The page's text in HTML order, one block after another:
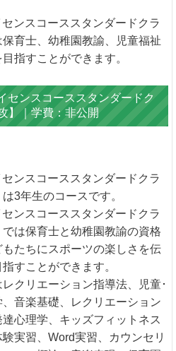
ンスコーススタンダードクラ
育士、幼稚園教諭、児童福祉
指すことができます。
センスコーススタンダードク
】｜学費：非公開
ンスコーススタンダードクラ
3年生のコースです。
ンスコーススタンダードクラ
は保育士と幼稚園教諭の資格
たちにスポーツの楽しさを伝
すことができます。
クリエーション指導法、児童･
音楽基礎、レクリエーション
心理学、キッズフィットネス
実習、Word実習、カウンセリ